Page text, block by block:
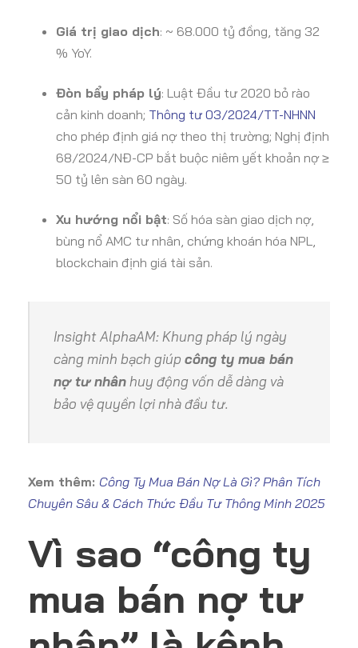
Giá trị giao dịch: ~ 68.000 tỷ đồng, tăng 32
% YoY.
Đòn bẩy pháp lý: Luật Đầu tư 2020 bỏ rào
cản kinh doanh; Thông tư 03/2024/TT-NHNN
cho phép định giá nợ theo thị trường; Nghị định
68/2024/NĐ-CP bắt buộc niêm yết khoản nợ ≥
50 tỷ lên sàn 60 ngày.
Xu hướng nổi bật: Số hóa sàn giao dịch nợ,
bùng nổ AMC tư nhân, chứng khoán hóa NPL,
blockchain định giá tài sản.
Insight AlphaAM: Khung pháp lý ngày
càng minh bạch giúp công ty mua bán
nợ tư nhânhuy động vốn dễ dàng và
bảo vệ quyền lợi nhà đầu tư.
Xem thêm: Công Ty Mua Bán Nợ Là Gì? Phân Tích
Chuyên Sâu & Cách Thức Đầu Tư Thông Minh 2025
Vì sao “công ty
mua bán nợ tư